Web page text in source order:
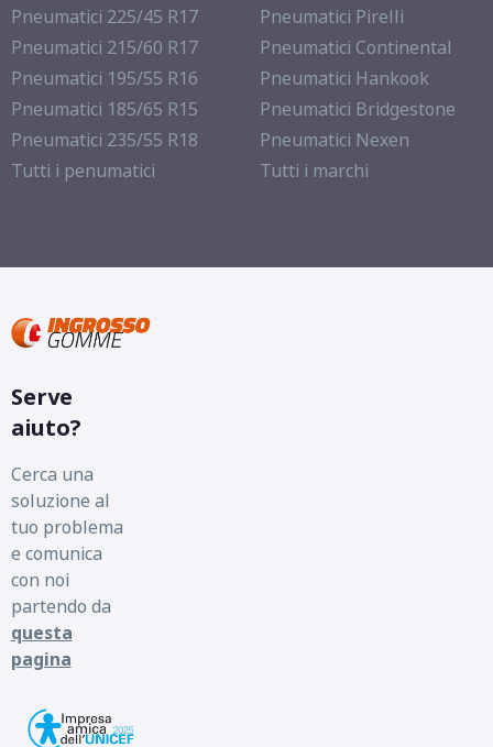
Pneumatici 225/45 R17
Pneumatici 215/60 R17
Pneumatici 195/55 R16
Pneumatici 185/65 R15
Pneumatici 235/55 R18
Tutti i penumatici
Pneumatici Pirelli
Pneumatici Continental
Pneumatici Hankook
Pneumatici Bridgestone
Pneumatici Nexen
Tutti i marchi
Serve
aiuto?
Cerca una
soluzione al
tuo problema
e comunica
con noi
partendo da
questa
pagina